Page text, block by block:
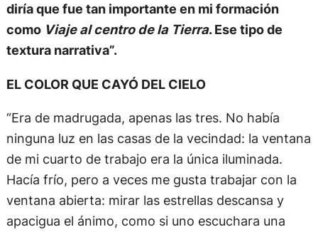
diría que fue tan importante en mi formación
como Viaje al centro de la Tierra. Ese tipo de
textura narrativa”.
EL COLOR QUE CAYÓ DEL CIELO
“Era de madrugada, apenas las tres. No había
ninguna luz en las casas de la vecindad: la ventana
de mi cuarto de trabajo era la única iluminada.
Hacía frío, pero a veces me gusta trabajar con la
ventana abierta: mirar las estrellas descansa y
apacigua el ánimo, como si uno escuchara una